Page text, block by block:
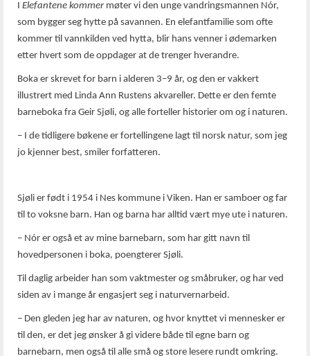
I Elefantene kommermøter vi den unge vandringsmannen Nór,
som bygger seg hytte på savannen. En elefantfamilie som ofte
kommer til vannkilden ved hytta, blir hans venner i ødemarken
etter hvert som de oppdager at de trenger hverandre.
Boka er skrevet for barn i alderen 3–9 år, og den er vakkert
illustrert med Linda Ann Rustens akvareller. Dette er den femte
barneboka fra Geir Sjøli, og alle forteller historier om og i naturen.
– I de tidligere bøkene er fortellingene lagt til norsk natur, som jeg
jo kjenner best, smiler forfatteren.
Sjøli er født i 1954 i Nes kommune i Viken. Han er samboer og far
til to voksne barn. Han og barna har alltid vært mye ute i naturen.
– Nór er også et av mine barnebarn, som har gitt navn til
hovedpersonen i boka, poengterer Sjøli.
Til daglig arbeider han som vaktmester og småbruker, og har ved
siden av i mange år engasjert seg i naturvernarbeid.
– Den gleden jeg har av naturen, og hvor knyttet vi mennesker er
til den, er det jeg ønsker å gi videre både til egne barn og
barnebarn, men også til alle små og store lesere rundt omkring.